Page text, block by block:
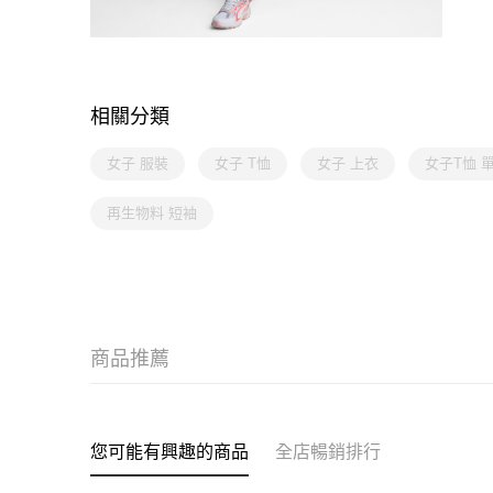
相關分類
女子 服裝 女子 T恤 女子 上衣 女子T恤
再生物料 短袖
商品推薦
您可能有興趣的商品 全店暢銷排行